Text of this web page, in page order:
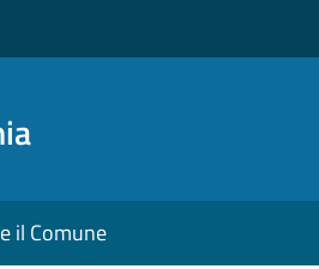
il Comune